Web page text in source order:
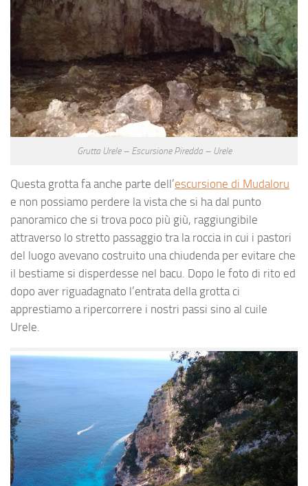
Grutta Urele – Escursione Piredda – Urele
Questa grotta fa anche parte dell’escursione di Mudaloru
e non possiamo perdere la vista che si ha dal punto
panoramico che si trova poco più giù, raggiungibile
attraverso lo stretto passaggio tra la roccia in cui i pastori
del luogo avevano costruito una chiudenda per evitare che
il bestiame si disperdesse nel bacu. Dopo le foto di rito ed
dopo aver riguadagnato l’entrata della grotta ci
apprestiamo a ripercorrere i nostri passi sino al cuile
Urele.